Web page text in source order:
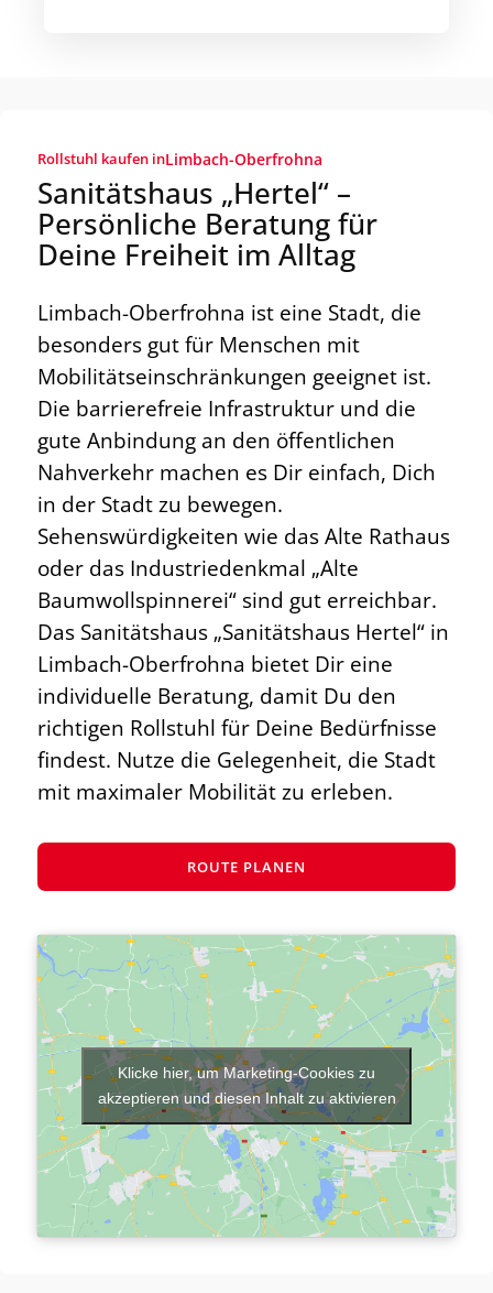
Rollstuhl kaufen inLimbach-Oberfrohna
Sanitätshaus „Hertel“ –
Persönliche Beratung für
Deine Freiheit im Alltag
Limbach-Oberfrohna ist eine Stadt, die
besonders gut für Menschen mit
Mobilitätseinschränkungen geeignet ist.
Die barrierefreie Infrastruktur und die
gute Anbindung an den öffentlichen
Nahverkehr machen es Dir einfach, Dich
in der Stadt zu bewegen.
Sehenswürdigkeiten wie das Alte Rathaus
oder das Industriedenkmal „Alte
Baumwollspinnerei“ sind gut erreichbar.
Das Sanitätshaus „Sanitätshaus Hertel“ in
Limbach-Oberfrohna bietet Dir eine
individuelle Beratung, damit Du den
richtigen Rollstuhl für Deine Bedürfnisse
findest. Nutze die Gelegenheit, die Stadt
mit maximaler Mobilität zu erleben.
ROUTE PLANEN
Klicke hier, um Marketing-Cookies zu
akzeptieren und diesen Inhalt zu aktivieren